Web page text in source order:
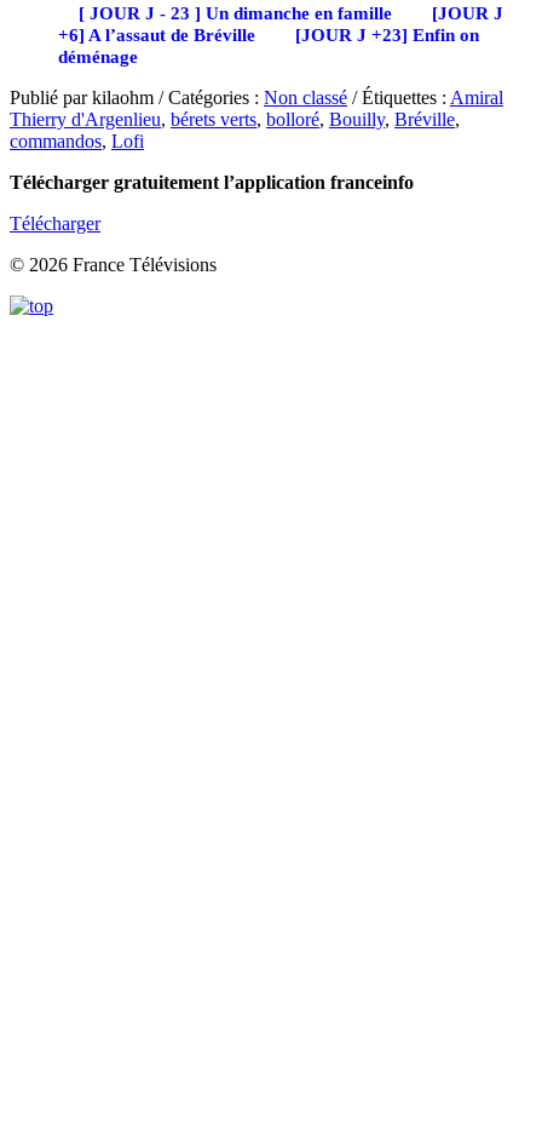
[ JOUR J - 23 ] Un dimanche en famille
[JOUR J
+6] A l’assaut de Bréville
[JOUR J +23] Enfin on
déménage
Publié par kilaohm / Catégories : Non classé / Étiquettes : Amiral
Thierry d'Argenlieu, bérets verts, bolloré, Bouilly, Bréville,
commandos, Lofi
Télécharger gratuitement l’application franceinfo
Télécharger
© 2026 France Télévisions